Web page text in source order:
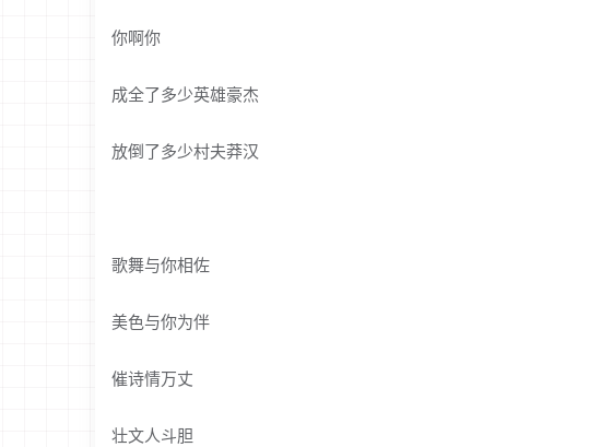
你啊你
成全了多少英雄豪杰
放倒了多少村夫莽汉
歌舞与你相佐
美色与你为伴
催诗情万丈
壮文人斗胆